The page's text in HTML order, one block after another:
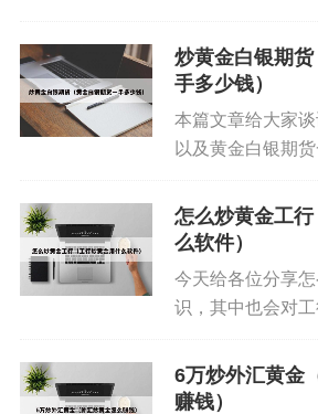
等。只有对市场有足够的了解，
资决策。
现在面临的问题
在开始吧！本文目
炒黄金白银期
手多少钱）
本篇文章给大家
以及黄金白银期
收藏本站喔。 本
规的炒黄金白银
怎么炒黄金工
么软件）
今天给各位分享
识，其中也会对
的问题，别忘了
吧！本文目录一览
6万炒外汇黄金
赚钱）